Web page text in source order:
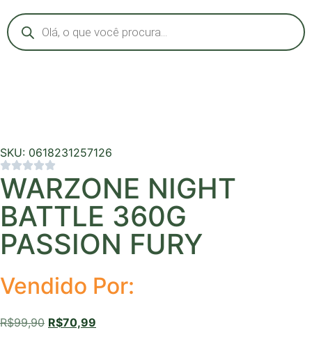
SKU: 0618231257126
WARZONE NIGHT
BATTLE 360G
PASSION FURY
Vendido Por:
R$99,90 R$70,99